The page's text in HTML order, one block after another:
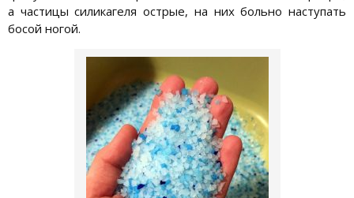
а частицы силикагеля острые, на них больно наступать
босой ногой.